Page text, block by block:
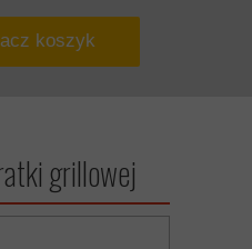
koszyk
grillowej